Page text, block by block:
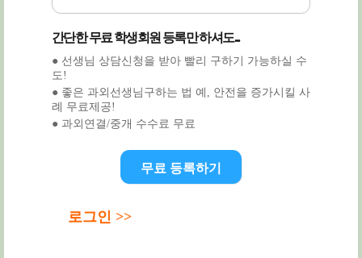
간단한 무료 학생회원 등록만 하셔도...
● 선생님 상담신청을 받아 빨리 구하기 가능하실 수
도!
● 좋은 과외선생님구하는 법 예, 안전을 증가시킬 사
례 무료제공!
● 과외연결/중개 수수료 무료
무료 등록하기
로그인 >>